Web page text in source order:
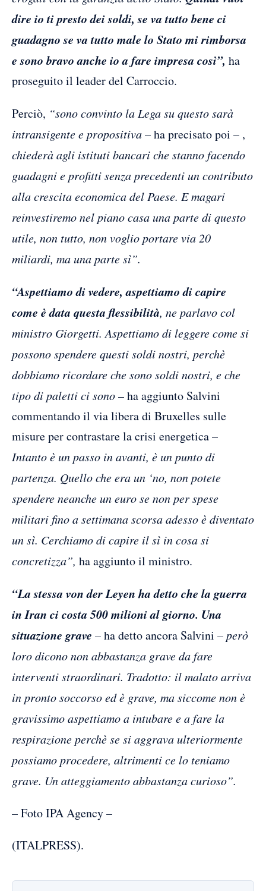
dire io ti presto dei soldi, se va tutto bene ci
guadagno se va tutto male lo Stato mi rimborsa
e sono bravo anche io a fare impresa così”, ha
proseguito il leader del Carroccio.
Perciò, “sono convinto la Lega su questo sarà
intransigente e propositiva– ha precisato poi – ,
chiederà agli istituti bancari che stanno facendo
guadagni e profitti senza precedenti un contributo
alla crescita economica del Paese. E magari
reinvestiremo nel piano casa una parte di questo
utile, non tutto, non voglio portare via 20
miliardi, ma una parte sì”.
“Aspettiamo di vedere, aspettiamo di capire
come è data questa flessibilità, ne parlavo col
ministro Giorgetti. Aspettiamo di leggere come si
possono spendere questi soldi nostri, perchè
dobbiamo ricordare che sono soldi nostri, e che
tipo di paletti ci sono– ha aggiunto Salvini
commentando il via libera di Bruxelles sulle
misure per contrastare la crisi energetica –
Intanto è un passo in avanti, è un punto di
partenza. Quello che era un ‘no, non potete
spendere neanche un euro se non per spese
militari fino a settimana scorsa adesso è diventato
un sì. Cerchiamo di capire il sì in cosa si
concretizza”, ha aggiunto il ministro.
“La stessa von der Leyen ha detto che la guerra
in Iran ci costa 500 milioni al giorno. Una
situazione grave – ha detto ancora Salvini –però
loro dicono non abbastanza grave da fare
interventi straordinari. Tradotto: il malato arriva
in pronto soccorso ed è grave, ma siccome non è
gravissimo aspettiamo a intubare e a fare la
respirazione perchè se si aggrava ulteriormente
possiamo procedere, altrimenti ce lo teniamo
grave. Un atteggiamento abbastanza curioso”.
– Foto IPA Agency –
(ITALPRESS).